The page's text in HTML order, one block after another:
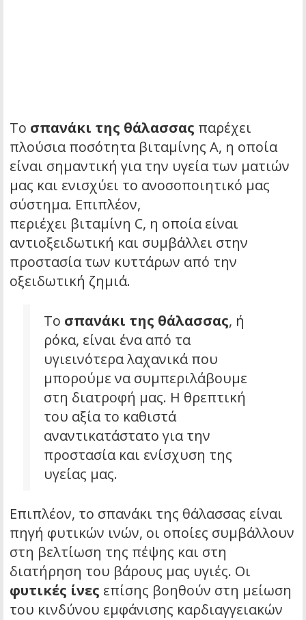
Το σπανάκι της θάλασσας παρέχει
πλούσια ποσότητα βιταμίνης Α, η οποία
είναι σημαντική για την υγεία των ματιών
μας και ενισχύει το ανοσοποιητικό μας
σύστημα. Επιπλέον,
περιέχει βιταμίνη C, η οποία είναι
αντιοξειδωτική και συμβάλλει στην
προστασία των κυττάρων από την
οξειδωτική ζημιά.
Το σπανάκι της θάλασσας, ή
ρόκα, είναι ένα από τα
υγιεινότερα λαχανικά που
μπορούμε να συμπεριλάβουμε
στη διατροφή μας. Η θρεπτική
του αξία το καθιστά
αναντικατάστατο για την
προστασία και ενίσχυση της
υγείας μας.
Επιπλέον, το σπανάκι της θάλασσας είναι
πηγή φυτικών ινών, οι οποίες συμβάλλουν
στη βελτίωση της πέψης και στη
διατήρηση του βάρους μας υγιές. Οι
φυτικές ίνες επίσης βοηθούν στη μείωση
του κινδύνου εμφάνισης καρδιαγγειακών